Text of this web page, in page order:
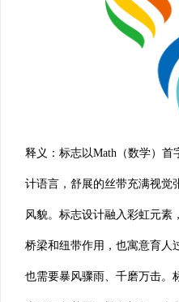
释义：标志以Math（数学）
计语言，舒展的丝带充满视觉
风貌。标志设计融入彩虹元素
桥梁和纽带作用，也寓意育人
也需要暴风骤雨、千磨万击。